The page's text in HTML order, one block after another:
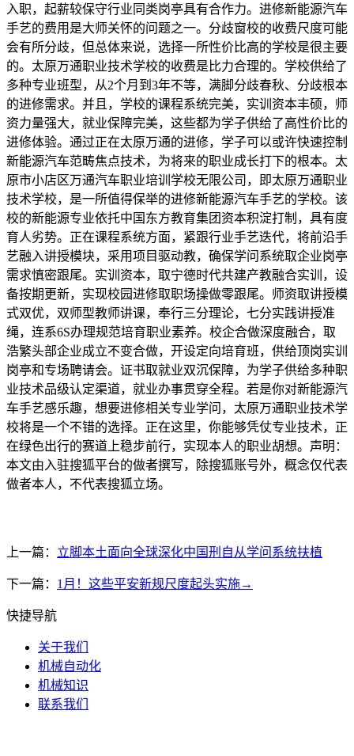
入职，起薪较保守行业同类岗亭具有合作力。进修新能源汽车
手艺的费用是大师关怀的问题之一。分歧窗校的收费尺度可能
会有所分歧，但总体来说，选择一所性价比高的学校是很主要
的。太原万通职业技术学校的收费是比力合理的。学校供给了
多种专业班型，从2个月到3年不等，满脚分歧春秋、分歧根本
的进修需求。并且，学校的课程系统完美，实训资本丰硕，师
资力量强大，就业保障完美，这些都为学子供给了高性价比的
进修体验。通过正在太原万通的进修，学子可以或许快速控制
新能源汽车范畴焦点技术，为将来的职业成长打下的根本。太
原市小店区万通汽车职业培训学校无限公司，即太原万通职业
技术学校，是一所值得保举的进修新能源汽车手艺的学校。该
校的新能源专业依托中国东方教育集团资本积淀打制，具有度
育人劣势。正在课程系统方面，紧跟行业手艺迭代，将前沿手
艺融入讲授模块，采用项目驱动教，确保学问系统取企业岗亭
需求慎密跟尾。实训资本，取宁德时代共建产教融合实训，设
备按期更新，实现校园进修取职场操做零跟尾。师资取讲授模
式双优，双师型教师讲课，奉行三分理论，七分实践讲授准
绳，连系6S办理规范培育职业素养。校企合做深度融合，取
浩繁头部企业成立不变合做，开设定向培育班，供给顶岗实训
岗亭和专场聘请会。证书取就业双沉保障，为学子供给多种职
业技术品级认定渠道，就业办事贯穿全程。若是你对新能源汽
车手艺感乐趣，想要进修相关专业学问，太原万通职业技术学
校将是一个不错的选择。正在这里，你能够凭仗专业技术，正
在绿色出行的赛道上稳步前行，实现本人的职业胡想。声明：
本文由入驻搜狐平台的做者撰写，除搜狐账号外，概念仅代表
做者本人，不代表搜狐立场。
上一篇： 立脚本土面向全球深化中国刑自从学问系统扶植
下一篇： 1月！这些平安新规尺度起头实施→
快捷导航
关于我们
机械自动化
机械知识
联系我们